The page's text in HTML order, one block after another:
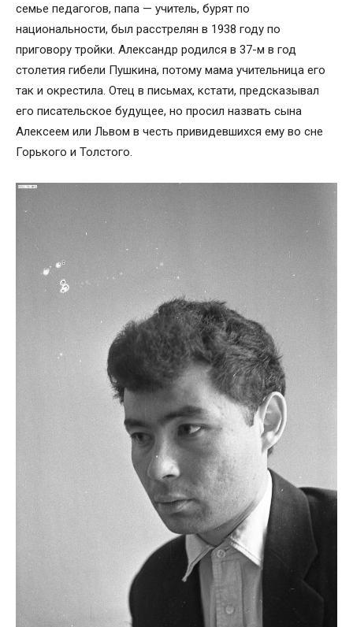
семье педагогов, папа — учитель, бурят по
национальности, был расстрелян в 1938 году по
приговору тройки. Александр родился в 37-м в год
столетия гибели Пушкина, потому мама учительница его
так и окрестила. Отец в письмах, кстати, предсказывал
его писательское будущее, но просил назвать сына
Алексеем или Львом в честь привидевшихся ему во сне
Горького и Толстого.